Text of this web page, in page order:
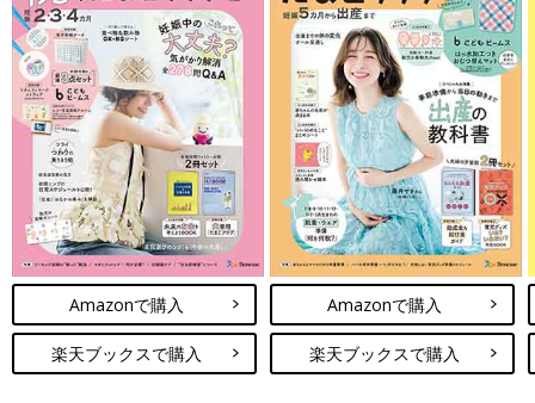
Amazonで購入
楽天ブックスで購入
Amazonで購入
楽天ブックスで購入